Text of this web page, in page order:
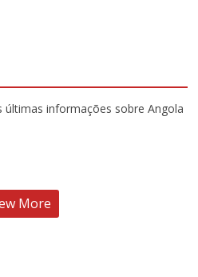
últimas informações sobre Angola
More